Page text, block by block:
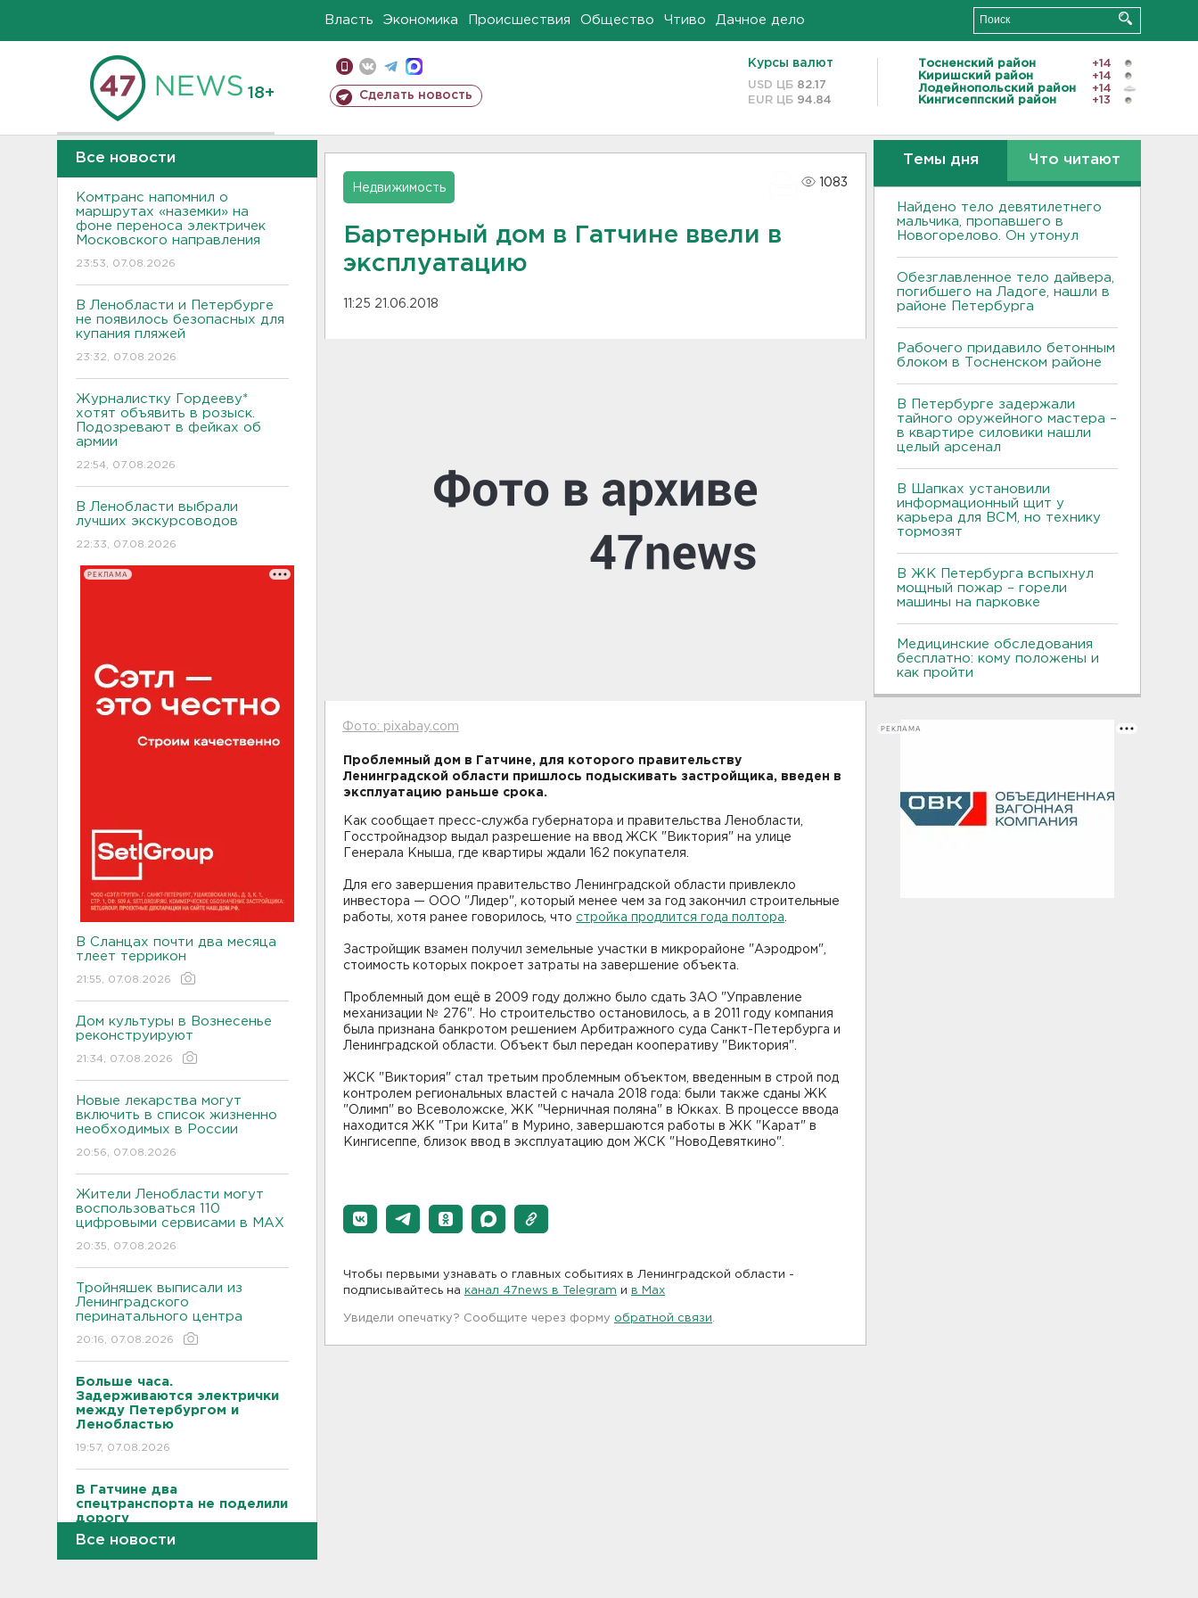
Власть Экономика Происшествия Общество Чтиво Дачное дело
18+ Сделать новость
Курсы валют
USD ЦБ 82.17
EUR ЦБ 94.84
Тосненский район
+14
Киришский район
+14
Лодейнопольский район
+14
Кингисеппский район
+13
Все новости
Комтранс напомнил о
маршрутах «наземки» на
фоне переноса электричек
Московского направления
23:53, 07.08.2026
В Ленобласти и Петербурге
не появилось безопасных для
купания пляжей
23:32, 07.08.2026
Журналистку Гордееву*
хотят объявить в розыск.
Подозревают в фейках об
армии
22:54, 07.08.2026
В Ленобласти выбрали
лучших экскурсоводов
22:33, 07.08.2026
РЕКЛАМА
В Сланцах почти два месяца
тлеет террикон
21:55, 07.08.2026
Дом культуры в Вознесенье
реконструируют
21:34, 07.08.2026
Новые лекарства могут
включить в список жизненно
необходимых в России
20:56, 07.08.2026
Жители Ленобласти могут
воспользоваться 110
цифровыми сервисами в МАХ
20:35, 07.08.2026
Тройняшек выписали из
Ленинградского
перинатального центра
20:16, 07.08.2026
Больше часа.
Задерживаются электрички
между Петербургом и
Ленобластью
19:57, 07.08.2026
В Гатчине два
спецтранспорта не поделили
дорогу
19:36, 07.08.2026
Все новости
Недвижимость
1083
Бартерный дом в Гатчине ввели в
эксплуатацию
11:25 21.06.2018
Фото: pixabay.com
Проблемный дом в Гатчине, для которого правительству
Ленинградской области пришлось подыскивать застройщика, введен в
эксплуатацию раньше срока.
Как сообщает пресс-служба губернатора и правительства Ленобласти,
Госстройнадзор выдал разрешение на ввод ЖСК "Виктория" на улице
Генерала Кныша, где квартиры ждали 162 покупателя.
Для его завершения правительство Ленинградской области привлекло
инвестора — ООО "Лидер", который менее чем за год закончил строительные
работы, хотя ранее говорилось, что стройка продлится года полтора
Застройщик взамен получил земельные участки в микрорайоне "Аэродром",
стоимость которых покроет затраты на завершение объекта.
Проблемный дом ещё в 2009 году должно было сдать ЗАО "Управление
механизации № 276". Но строительство остановилось, а в 2011 году компания
была признана банкротом решением Арбитражного суда Санкт-Петербурга и
Ленинградской области. Объект был передан кооперативу "Виктория".
ЖСК "Виктория" стал третьим проблемным объектом, введенным в строй под
контролем региональных властей с начала 2018 года: были также сданы ЖК
"Олимп" во Всеволожске, ЖК "Черничная поляна" в Юкках. В процессе ввода
находится ЖК "Три Кита" в Мурино, завершаются работы в ЖК "Карат" в
Кингисеппе, близок ввод в эксплуатацию дом ЖСК "НовоДевяткино".
Чтобы первыми узнавать о главных событиях в Ленинградской области -
подписывайтесь на канал 47news в Telegram и в Maх
Увидели опечатку? Сообщите через форму обратной связи
Темы дня Что читают
Найдено тело девятилетнего
мальчика, пропавшего в
Новогорелово. Он утонул
Обезглавленное тело дайвера,
погибшего на Ладоге, нашли в
районе Петербурга
Рабочего придавило бетонным
блоком в Тосненском районе
В Петербурге задержали
тайного оружейного мастера –
в квартире силовики нашли
целый арсенал
В Шапках установили
информационный щит у
карьера для ВСМ, но технику
тормозят
В ЖК Петербурга вспыхнул
мощный пожар – горели
машины на парковке
Медицинские обследования
бесплатно: кому положены и
как пройти
РЕКЛАМА